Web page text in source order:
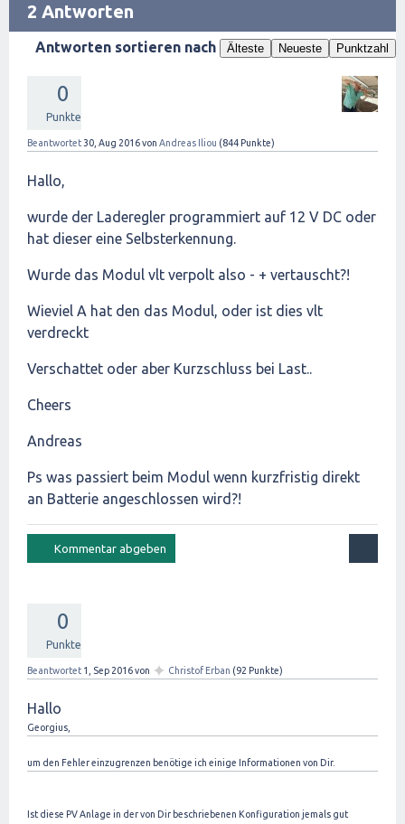
2 Antworten
Antworten sortieren nach Älteste Neueste Punktzahl
0
Punkte
Beantwortet 30, Aug 2016von Andreas Iliou (844 Punkte)
Hallo,
wurde der Laderegler programmiert auf 12 V DC oder
hat dieser eine Selbsterkennung.
Wurde das Modul vlt verpolt also - + vertauscht?!
Wieviel A hat den das Modul, oder ist dies vlt
verdreckt
Verschattet oder aber Kurzschluss bei Last..
Cheers
Andreas
Ps was passiert beim Modul wenn kurzfristig direkt
an Batterie angeschlossen wird?!
0
Punkte
Beantwortet 1, Sep 2016von ✦ Christof Erban (92 Punkte)
Hallo
Georgius,
um den Fehler einzugrenzen benötige ich einige Informationen von Dir.
Ist diese PV Anlage in der von Dir beschriebenen Konfiguration jemals gut